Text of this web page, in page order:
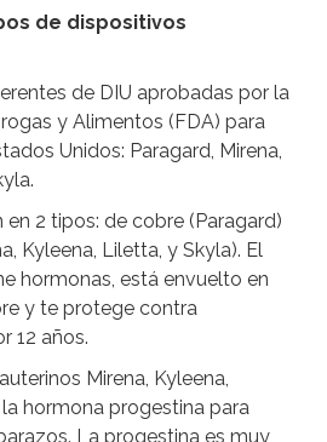
de dispositivos
de DIU aprobadas por la
y Alimentos (FDA) para
Unidos: Paragard, Mirena,
en 2 tipos: de cobre (Paragard)
Kyleena, Liletta, y Skyla). El
hormonas, está envuelto en
y te protege contra
12 años.
Mirena, Kyleena,
hormona progestina para
La progestina es muy